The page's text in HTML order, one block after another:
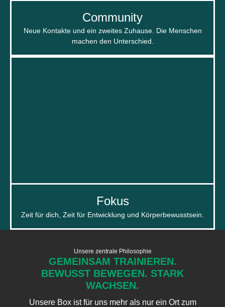
Community
Neue Kontakte und ein zweites Zuhause. Die Menschen
machen den Unterschied.
Fokus
Zeit für dich, Zeit für Entwicklung und Körperbewusstsein.
Unsere zentrale Philosophie
GEMEINSAM TRAINIEREN.
BEWUSST BEWEGEN. STARK
WACHSEN.
Unsere Box ist für uns mehr als nur ein Ort zum